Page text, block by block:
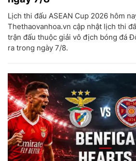
Lịch thi đấu ASEAN Cup 2026 hôm
Thethaovanhoa.vn cập nhật lịch thi
trận đấu thuộc giải vô địch bóng đá
ra trong ngày 7/8.